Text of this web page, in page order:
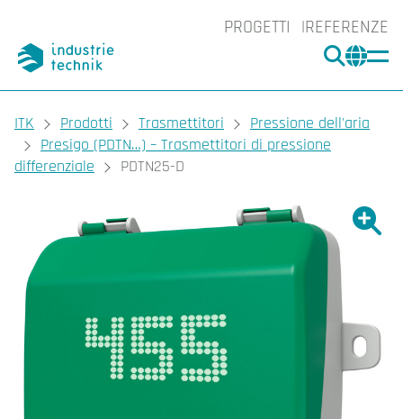
PROGETTI REFERENZE
CERCA
You are here:
ITK Prodotti Trasmettitori
Pressione dell'aria
Presigo (PDTN…) – Trasmettitori di pressione
differenziale
PDTN25-D